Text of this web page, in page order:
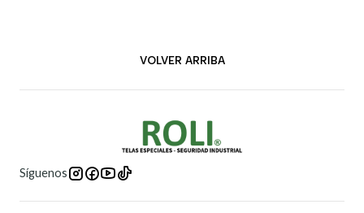
VOLVER ARRIBA
Síguenos